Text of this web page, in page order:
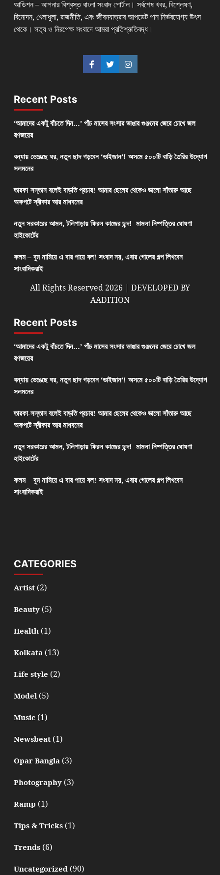
আডিশন – আপনার বিশ্বস্ত বাংলা সংবাদ পোর্টাল। সর্বশেষ খবর, বিশ্লেষণ,
বিনোদন, খেলাধুলা, রাজনীতি, এবং জীবনযাত্রার আপডেট পান নির্ভরযোগ্য উৎস
থেকে। সত্য ও নিরপেক্ষ সংবাদে আমরা প্রতিশ্রুতিবদ্ধ।
Recent Posts
‘আমাদের একটু বাঁচতে দিন…’ পাঁচ মাসের সংসার ভাঙার গুঞ্জনের জেরে চোখে জল
রণজয়ের
বন্যায় ভেঙেছে ঘর, নতুন ছাদ গড়বেন ‘ভাইজান’! অসমে ৫০০টি বাড়ি তৈরির উদ্যোগ
সলমনের
তারকা-সন্তান বলেই বাড়তি প্রচার! আমার ছেলের থেকেও ভালো সাঁতারু আছে
অকপটে স্বীকার আর মাধবনের
নতুন সরকারের আমল, টলিপাড়ায় ফিরল কাজের ছন্দ! মামলা নিষ্পত্তির ঘোষণা
হাইকোর্টের
কলম – বুম নামিয়ে এ বার পায়ে বল! সংবাদ নয়, এবার গোলের গল্প লিখবেন
সাংবাদিকরাই
All Rights Reserved 2026 | DEVELOPED BY
AADITION
Recent Posts
‘আমাদের একটু বাঁচতে দিন…’ পাঁচ মাসের সংসার ভাঙার গুঞ্জনের জেরে চোখে জল
রণজয়ের
বন্যায় ভেঙেছে ঘর, নতুন ছাদ গড়বেন ‘ভাইজান’! অসমে ৫০০টি বাড়ি তৈরির উদ্যোগ
সলমনের
তারকা-সন্তান বলেই বাড়তি প্রচার! আমার ছেলের থেকেও ভালো সাঁতারু আছে
অকপটে স্বীকার আর মাধবনের
নতুন সরকারের আমল, টলিপাড়ায় ফিরল কাজের ছন্দ! মামলা নিষ্পত্তির ঘোষণা
হাইকোর্টের
কলম – বুম নামিয়ে এ বার পায়ে বল! সংবাদ নয়, এবার গোলের গল্প লিখবেন
সাংবাদিকরাই
CATEGORIES
Artist(2)
Beauty(5)
Health(1)
Kolkata(13)
Life style (2)
Model(5)
Music(1)
Newsbeat(1)
Opar Bangla(3)
Photography(3)
Ramp (1)
Tips & Tricks(1)
Trends(6)
Uncategorized(90)